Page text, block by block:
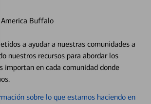
Buffalo
a ayudar a nuestras comunidades a
nuestros recursos para abordar los
importan en cada comunidad donde
sobre lo que estamos haciendo en